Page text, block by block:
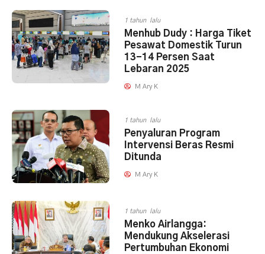
1 tahun lalu
Menhub Dudy : Harga Tiket
Pesawat Domestik Turun
13-14 Persen Saat
Lebaran 2025
M Ary K
1 tahun lalu
Penyaluran Program
Intervensi Beras Resmi
Ditunda
M Ary K
1 tahun lalu
Menko Airlangga:
Mendukung Akselerasi
Pertumbuhan Ekonomi